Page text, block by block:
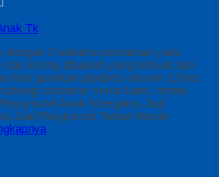
Tk
dengan 3 wahana permainan yaitu
lorong dibawah yang terbuat dari
kita gunakan pipabesi ukuran 2,5inci.
customer servic kami. terima
Anak Fiberglass Jual
Jual Playground Taman Murah